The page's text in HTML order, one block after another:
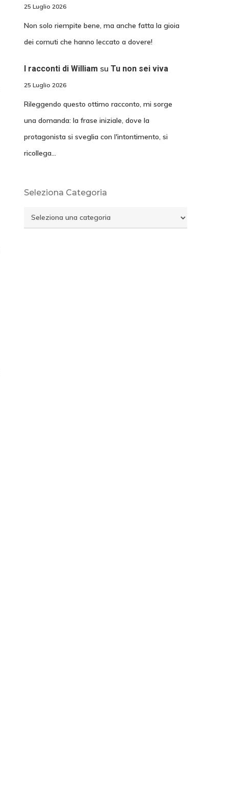
25 Luglio 2026
Non solo riempite bene, ma anche fatta la gioia
dei cornuti che hanno leccato a dovere!
I racconti di William su Tu non sei viva
25 Luglio 2026
Rileggendo questo ottimo racconto, mi sorge
una domanda: la frase iniziale, dove la
protagonista si sveglia con l'intontimento, si
ricollega…
Seleziona Categoria
Seleziona
Categoria